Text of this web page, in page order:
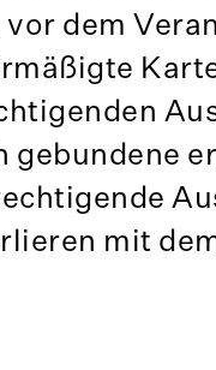
dem
gebundene
mit